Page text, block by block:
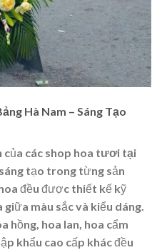
Hà Nam – Sáng Tạo
các shop hoa tươi tại
tạo trong từng sản
đều được thiết kế kỹ
màu sắc và kiểu dáng.
hồng, hoa lan, hoa cẩm
khẩu cao cấp khác đều